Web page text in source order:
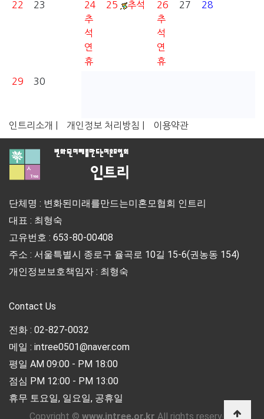
22 23
24
추
석
연
휴
25 추석
26
추
석
연
휴
27 28
29 30
인트리소개 | 개인정보 처리방침 | 이용약관
단체명 : 변화된미래를만드는미혼모협회 인트리
대표 : 최형숙
고유번호 : 653-80-00408
주소 : 서울특별시 종로구 율곡로 10길 15-6(권농동 154)
개인정보보호책임자 : 최형숙
Contact Us
전화 : 02-827-0032
메일 : intree0501@naver.com
평일 AM 09:00 - PM 18:00
점심 PM 12:00 - PM 13:00
휴무 토요일, 일요일, 공휴일
Copyright © www.intree.or.kr All rights reserved.